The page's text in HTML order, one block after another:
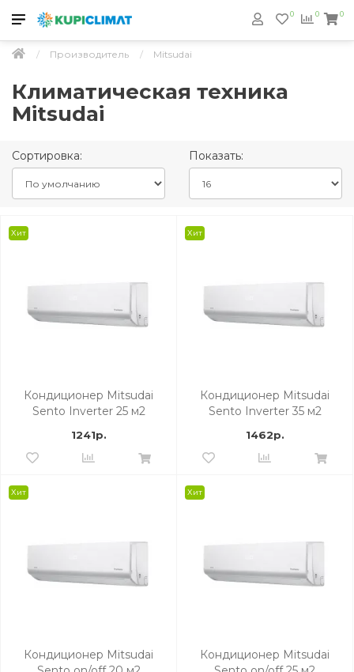
0
0 0
Производитель Mitsudai
Климатическая техника
Mitsudai
Сортировка: Показать:
Хит
Кондиционер Mitsudai
Sento Inverter 25 м2
1241р.
Хит
Кондиционер Mitsudai
Sento Inverter 35 м2
1462р.
Хит
Кондиционер Mitsudai
Хит
Кондиционер Mitsudai